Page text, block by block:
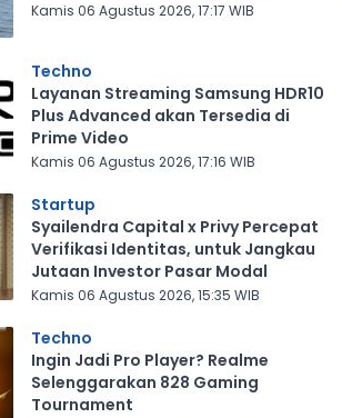
Kamis 06 Agustus 2026, 17:17 WIB
Techno
Layanan Streaming Samsung HDR10
Plus Advanced akan Tersedia di
Prime Video
Kamis 06 Agustus 2026, 17:16 WIB
Startup
Syailendra Capital x Privy Percepat
Verifikasi Identitas, untuk Jangkau
Jutaan Investor Pasar Modal
Kamis 06 Agustus 2026, 15:35 WIB
Techno
Ingin Jadi Pro Player? Realme
Selenggarakan 828 Gaming
Tournament